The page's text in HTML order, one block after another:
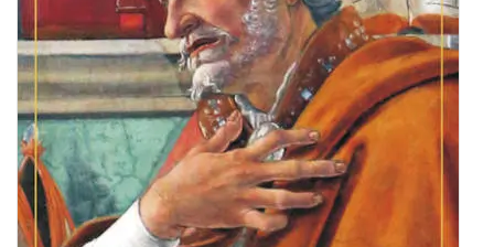
BIOGRAFIE
ATTUALITÀ